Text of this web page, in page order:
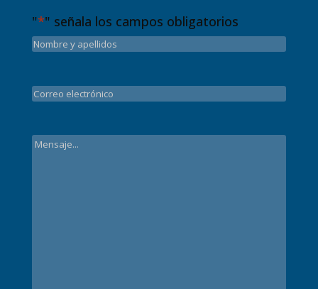
"*" señala los campos obligatorios